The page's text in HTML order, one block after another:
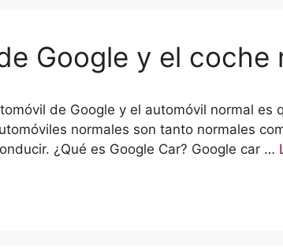
Google y el coche
de Google y el automóvil normal es
normales son tanto normales
¿Qué es Google Car? Google car …